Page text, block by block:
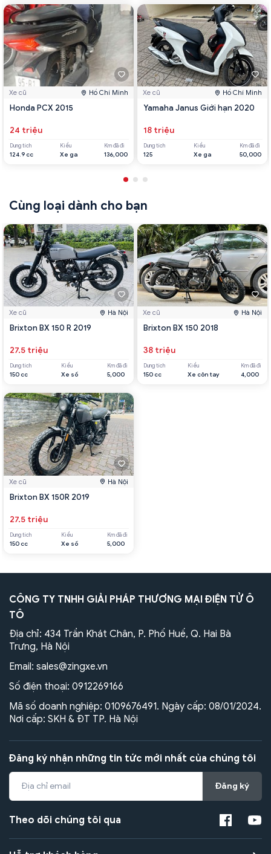
Xe cũ Hồ Chí Minh
Honda PCX 2015
24 triệu
Dung tích
124.9 cc
Kiểu
Xe ga
Km đã đi
136,000
Xe cũ Hồ Chí Minh
Yamaha Janus Giới hạn 2020
18 triệu
Dung tích
125
Kiểu
Xe ga
Km đã đi
50,000
Cùng loại dành cho bạn
Xe cũ Hà Nội
Brixton BX 150 R 2019
27.5 triệu
Dung tích
150 cc
Kiểu
Xe số
Km đã đi
5,000
Xe cũ Hà Nội
Brixton BX 150R 2019
27.5 triệu
Dung tích
150 cc
Kiểu
Xe số
Km đã đi
5,000
Xe cũ Hà Nội
Brixton BX 150 2018
38 triệu
Dung tích
150 cc
Kiểu
Xe côn tay
Km đã đi
4,000
CÔNG TY TNHH GIẢI PHÁP THƯƠNG MẠI ĐIỆN TỬ Ô
TÔ
Địa chỉ: 434 Trần Khát Chân, P. Phố Huế, Q. Hai Bà
Trưng, Hà Nội
Email: sales@zingxe.vn
Số điện thoại: 0912269166
Mã số doanh nghiệp: 0109676491. Ngày cấp: 08/01/2024.
Nơi cấp: SKH & ĐT TP. Hà Nội
Đăng ký nhận những tin tức mới nhất của chúng tôi
Đăng ký
Theo dõi chúng tôi qua